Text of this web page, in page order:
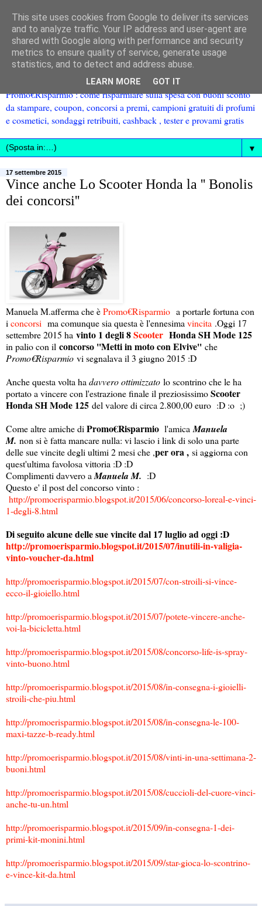
Promo€Risparmio : come risparmiare sulla spesa con buoni sconto
da stampare, coupon, concorsi a premi, campioni gratuiti di profumi
e cosmetici, sondaggi retribuiti, cashback , tester e provami gratis
▼
17 settembre 2015
Vince anche Lo Scooter Honda la '' Bonolis
dei concorsi''
Manuela M.afferma che èPromo€Risparmio a portarle fortuna con
i concorsi ma comunque sia questa è l'ennesima vincita .Oggi 17
settembre 2015 ha vinto 1 degli 8Scooter Honda SH Mode 125
in palio con il concorso ''Metti in moto con Elvive'' che
Promo€Risparmio vi segnalava il 3 giugno 2015 :D
Anche questa volta ha davvero ottimizzato lo scontrino che le ha
portato a vincere con l'estrazione finale il preziosissimoScooter
Honda SH Mode 125 del valore di circa 2.800,00 euro :D :o ;)
Come altre amiche di Promo€Risparmio l'amica Manuela
M. non si è fatta mancare nulla: vi lascio i link di solo una parte
delle sue vincite degli ultimi 2 mesi che ,per ora , si aggiorna con
quest'ultima favolosa vittoria :D :D
Complimenti davvero a Manuela M. :D
Questo e' il post del concorso vinto :
http://promoerisparmio.blogspot.it/2015/06/concorso-loreal-e-vinci-
1-degli-8.html
Di seguito alcune delle sue vincite dal 17 luglio ad oggi :D
http://promoerisparmio.blogspot.it/2015/07/inutili-in-valigia-
vinto-voucher-da.html
http://promoerisparmio.blogspot.it/2015/07/con-stroili-si-vince-
ecco-il-gioiello.html
http://promoerisparmio.blogspot.it/2015/07/potete-vincere-anche-
voi-la-bicicletta.html
http://promoerisparmio.blogspot.it/2015/08/concorso-life-is-spray-
vinto-buono.html
http://promoerisparmio.blogspot.it/2015/08/in-consegna-i-gioielli-
stroili-che-piu.html
http://promoerisparmio.blogspot.it/2015/08/in-consegna-le-100-
maxi-tazze-b-ready.html
http://promoerisparmio.blogspot.it/2015/08/vinti-in-una-settimana-2-
buoni.html
http://promoerisparmio.blogspot.it/2015/08/cuccioli-del-cuore-vinci-
anche-tu-un.html
http://promoerisparmio.blogspot.it/2015/09/in-consegna-1-dei-
primi-kit-monini.html
http://promoerisparmio.blogspot.it/2015/09/star-gioca-lo-scontrino-
e-vince-kit-da.html
This site uses cookies from Google to deliver its services
and to analyze traffic. Your IP address and user-agent are
shared with Google along with performance and security
metrics to ensure quality of service, generate usage
statistics, and to detect and address abuse.
LEARN MORE GOT IT